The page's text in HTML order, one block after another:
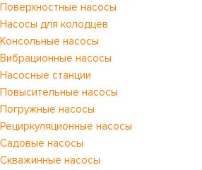
Поверхностные насосы
Насосы для колодцев
Консольные насосы
Вибрационные насосы
Насосные станции
Повысительные насосы
Погружные насосы
Рециркуляционные насосы
Садовые насосы
Скважинные насосы